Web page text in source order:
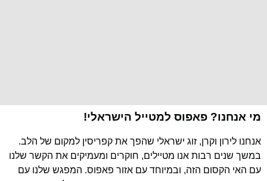
מי אנחנו? פאפוס למטייל הישראלי!
אנחנו לירון וקרן, זוג ישראלי שהפך את קפריסין למקום של הלב.
במשך שנים רבות אנו מטיילים, חוקרים ומעמיקים את הקשר שלנו
עם האי הקסום הזה, ובמיוחד עם אזור פאפוס. המפגש שלנו עם